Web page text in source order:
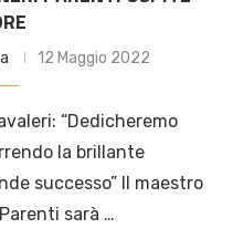
12 Maggio 2022
“Dedicheremo
la brillante
successo” Il maestro
sarà …